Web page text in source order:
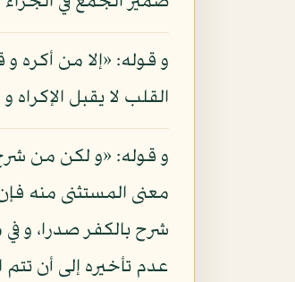
و قوله: «إلا من أكره و
القلب لا يقبل
و قوله: «و لكن من
معنى المستثنى منه
شرح بالكفر صدرا، و
عدم تأخيره إلى أن